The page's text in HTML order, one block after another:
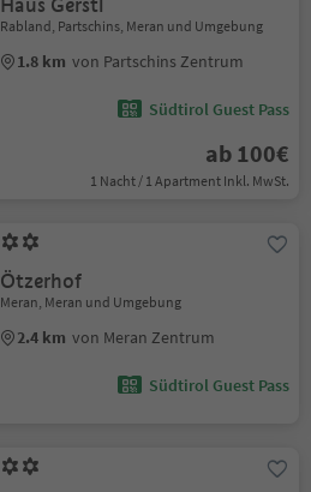
Haus Gerstl
Rabland, Partschins, Meran und Umgebung
1.8 km von Partschins Zentrum
Südtirol Guest Pass
ab 100€
1 Nacht / 1 Apartment Inkl. MwSt.
Ötzerhof
Meran, Meran und Umgebung
2.4 km von Meran Zentrum
Südtirol Guest Pass